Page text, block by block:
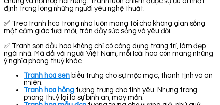
định trong lòng những người yêu nghệ thuật.
✅ Treo tranh hoa trong nhà luôn mang tới cho không gian sống
một cảm giác tươi mới, tràn đầy sức sống và yêu đời.
✅ Tranh sơn dầu hoa không chỉ có công dụng trang trí, làm đẹp
ngôi nhà. Mà đối với người Việt Nam, mỗi loài hoa còn mang những
ý nghĩa phong thuỷ khác:
Tranh hoa sen biểu trưng cho sự mộc mạc, thanh tịnh và an
nhiên.
Tranh hoa hồng tượng trưng cho tình yêu. Nhưng trong
phong thuỷ lại là sự bình an, may mắn.